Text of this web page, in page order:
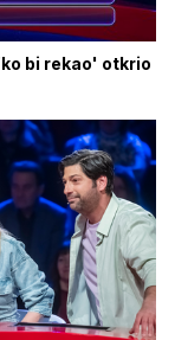
bi rekao' otkrio